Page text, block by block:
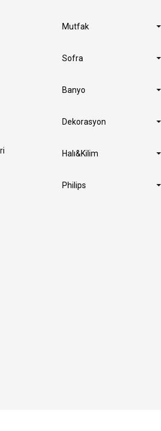
Mutfak
Sofra
Banyo
Dekorasyon
Halı&Kilim
Philips